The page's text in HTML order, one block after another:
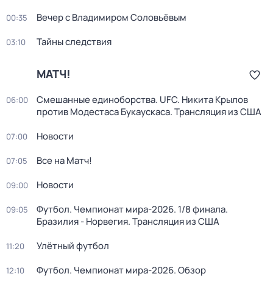
00:35 Вечер с Владимиром Соловьёвым
03:10 Тайны следствия
МАТЧ!
06:00
Смешанные единоборства. UFC. Никита Крылов
против Модестаса Букаускаса. Трансляция из США
07:00 Новости
07:05 Все на Матч!
09:00 Новости
09:05
Футбол. Чемпионат мира-2026. 1/8 финала.
Бразилия - Норвегия. Трансляция из США
11:20 Улётный футбол
12:10 Футбол. Чемпионат мира-2026. Обзор